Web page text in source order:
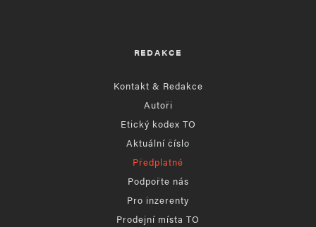
REDAKCE
Kontakt & Redakce
Autoři
Etický kodex TO
Aktuální číslo
Předplatné
Podpořte nás
Pro inzerenty
Prodejní místa TO